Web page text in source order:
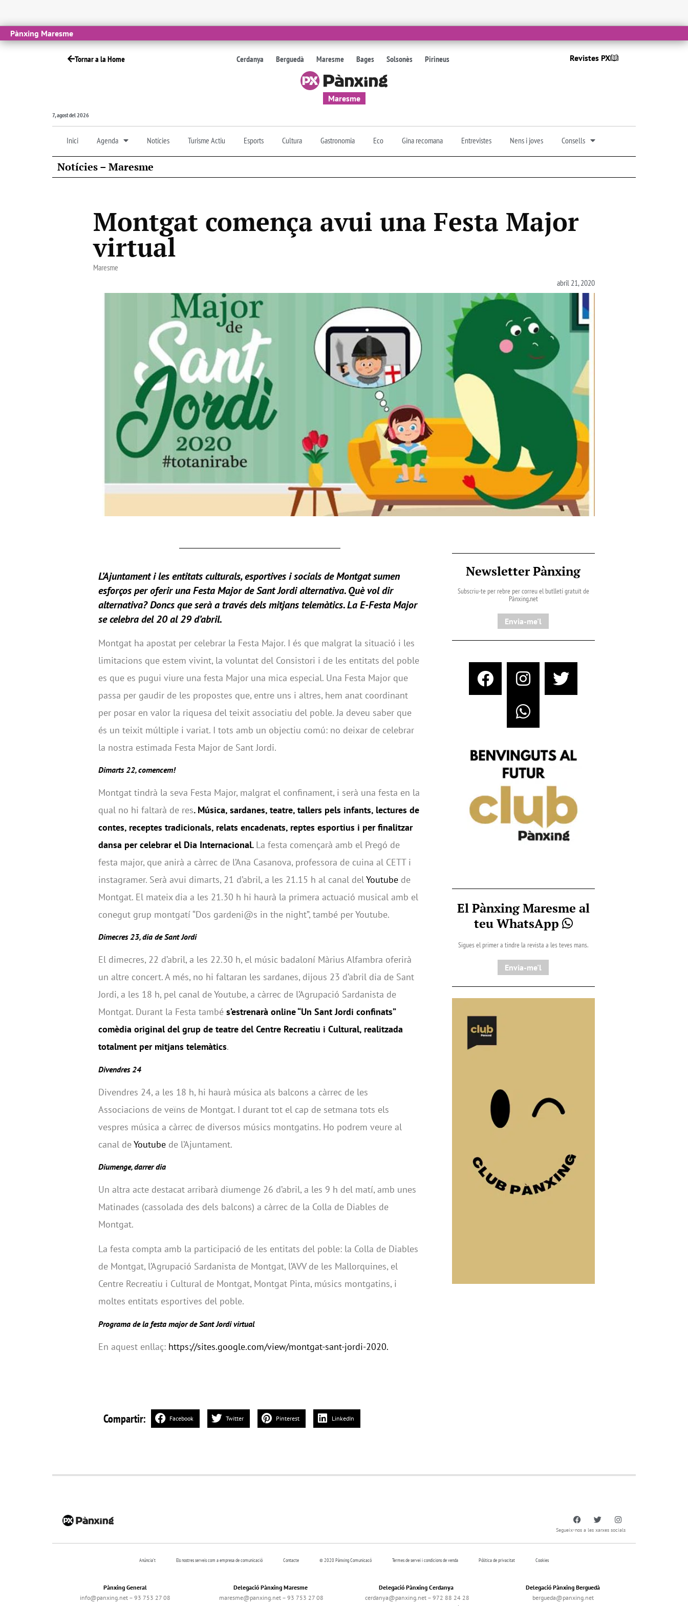
Pànxing Maresme
Tornar a la Home Cerdanya Berguedà Maresme Bages Solsonès Pirineus Revistes PX
Maresme
7, agost del 2026
Inici Agenda Notícies Turisme Actiu Esports Cultura Gastronomia Eco Gina recomana Entrevistes Nens i joves Consells
Notícies – Maresme
Montgat comença avui una Festa Major
virtual
Maresme
abril 21, 2020
L’Ajuntamenti les entitats culturals, esportives i socials de Montgat sumen
esforços per oferir una Festa Major de Sant Jordi alternativa. Què vol dir
alternativa? Doncs que serà a través dels mitjans telemàtics.La E-Festa Major
se celebra del 20 al 29 d’abril.
Montgat ha apostat per celebrar la Festa Major. I és que malgrat la situació i les
limitacions que estem vivint, la voluntat del Consistori i de les entitats del poble
es que es pugui viure una festa Major una mica especial. Una Festa Major que
passa per gaudir de les propostes que, entre uns i altres, hem anat coordinant
per posar en valor la riquesa del teixit associatiu del poble. Ja deveu saber que
és un teixit múltiple i variat. I tots amb un objectiu comú: no deixar de celebrar
la nostra estimada Festa Major de Sant Jordi.
Dimarts 22, comencem!
Montgat tindrà la seva Festa Major, malgrat el confinament, i serà una festa en la
qual no hi faltarà de res. Música, sardanes, teatre, tallers pels infants, lectures de
contes, receptes tradicionals, relats encadenats, reptes esportius i per finalitzar
dansa per celebrar el Dia Internacional. La festa començarà amb el Pregó de
festa major, que anirà a càrrec de l’Ana Casanova, professora de cuina al CETT i
instagramer. Serà avui dimarts, 21 d’abril, a les 21.15 h al canal delYoutube de
Montgat. El mateix dia a les 21.30 h hi haurà la primera actuació musical amb el
conegut grup montgatí “Dos gardeni@s in the night”, també per Youtube.
Dimecres 23, dia de Sant Jordi
El dimecres, 22 d’abril, a les 22.30 h, el músic badaloní Màrius Alfambra oferirà
un altre concert. A més, no hi faltaran les sardanes, dijous 23 d’abril dia de Sant
Jordi, a les 18 h, pel canal de Youtube, a càrrec de l’Agrupació Sardanista de
Montgat. Durant la Festa també s’estrenarà online “Un Sant Jordi confinats”
comèdia original del grup de teatre del Centre Recreatiu i Cultural, realitzada
totalment per mitjans telemàtics.
Divendres 24
Divendres 24, a les 18 h, hi haurà música als balcons a càrrec de les
Associacions de veïns de Montgat. I durant tot el cap de setmana tots els
vespres música a càrrec de diversos músics montgatins. Ho podrem veure al
canal deYoutube de l’Ajuntament.
Diumenge, darrer dia
Un altra acte destacat arribarà diumenge 26 d’abril, a les 9 h del matí, amb unes
Matinades (cassolada des dels balcons) a càrrec de la Colla de Diables de
Montgat.
La festa compta amb la participació de les entitats del poble: la Colla de Diables
de Montgat, l’Agrupació Sardanista de Montgat, l’AVV de les Mallorquines, el
Centre Recreatiu i Cultural de Montgat, Montgat Pinta, músics montgatins, i
moltes entitats esportives del poble.
Programa de la festa major de Sant Jordi virtual
En aquest enllaç: https://sites.google.com/view/montgat-sant-jordi-2020.
Compartir: Facebook Twitter Pinterest LinkedIn
Newsletter Pànxing
Subscriu-te per rebre per correu el butlletí gratuït de
Pànxing.net​
Envia-me'l
El Pànxing Maresme al
teu WhatsApp
Sigues el primer a tindre la revista a les teves mans.
Envia-me'l
Segueix-nos a les xarxes socials
Anúncia’t Els nostres serveis com a empresa de comunicació Contacte © 2020 Pànxing Comunicacó Termes de servei i condicions de venda Pólitica de privacitat Cookies
Pànxing General
info@panxing.net – 93 753 27 08
Delegació Pànxing Maresme
maresme@panxing.net – 93 753 27 08
Delegació Pànxing Cerdanya
cerdanya@panxing.net – 972 88 24 28
Delegació Pànxing Berguedà
bergueda@panxing.net